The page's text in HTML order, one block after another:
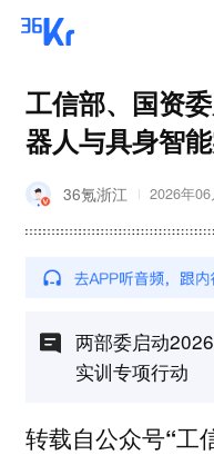
工信部、国资
器人与具身智
36氪浙江 2026年
两部委启动
实训专项行动
转载自公众号“工